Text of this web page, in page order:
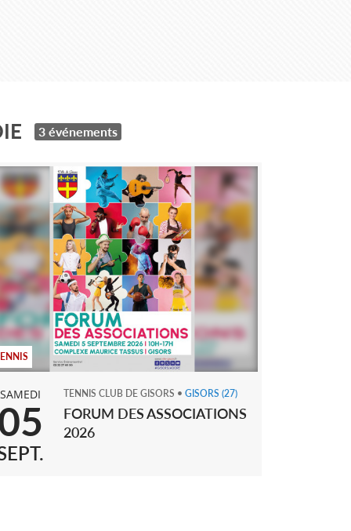
3 événements
SAMEDI TENNIS CLUB DE GISORS • GISORS (27)
FORUM DES ASSOCIATIONS
2026